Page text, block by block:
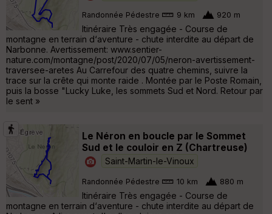
Randonnée Pédestre 9 km 920 m
Itinéraire Très engagée - Course de
montagne en terrain d‘aventure - chute interdite au départ de
Narbonne. Avertissement: www.sentier-
nature.com/montagne/post/2020/07/05/neron-avertissement-
traversee-aretes Au Carrefour des quatre chemins, suivre la
trace sur la crête qui monte raide . Montée par le Poste Romain,
puis la bosse "Lucky Luke, les sommets Sud et Nord. Retour par
le sent »
Le Néron en boucle par le Sommet
Sud et le couloir en Z (Chartreuse)
Saint-Martin-le-Vinoux
Randonnée Pédestre 10 km 880 m
Itinéraire Très engagée - Course de
montagne en terrain d‘aventure - chute interdite au départ de